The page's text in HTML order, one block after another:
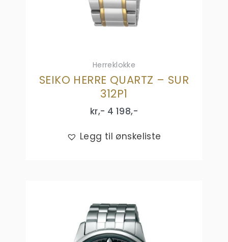
Herreklokke
SEIKO HERRE QUARTZ – SUR
312P1
kr,- 4 198,-
Legg til ønskeliste